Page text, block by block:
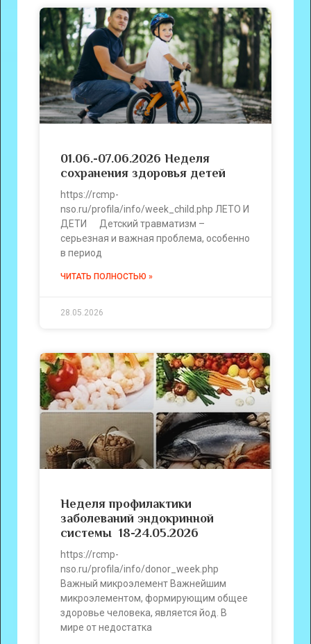
01.06.-07.06.2026 Неделя
сохранения здоровья детей
https://rcmp-
nso.ru/profila/info/week_child.php ЛЕТО И
ДЕТИ Детский травматизм –
серьезная и важная проблема, особенно
в период
ЧИТАТЬ ПОЛНОСТЬЮ »
28.05.2026
Неделя профилактики
заболеваний эндокринной
системы 18-24.05.2026
https://rcmp-
nso.ru/profila/info/donor_week.php
Важный микроэлемент Важнейшим
микроэлементом, формирующим общее
здоровье человека, является йод. В
мире от недостатка